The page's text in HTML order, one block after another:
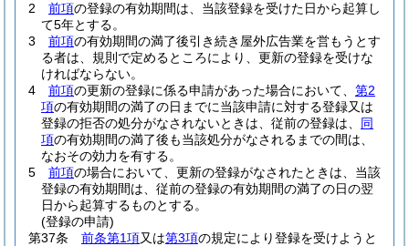
2
前項の登録の有効期間は、当該登録を受けた日から起算し
て5年とする。
3
前項の有効期間の満了後引き続き屋外広告業を営もうとす
る者は、規則で定めるところにより、更新の登録を受けな
ければならない。
4
前項の更新の登録に係る申請があった場合において、 第2
項の有効期間の満了の日までに当該申請に対する登録又は
登録の拒否の処分がなされないときは、従前の登録は、 同
項の有効期間の満了後も当該処分がなされるまでの間は、
なおその効力を有する。
5
前項の場合において、更新の登録がなされたときは、当該
登録の有効期間は、従前の登録の有効期間の満了の日の翌
日から起算するものとする。
(登録の申請)
第37条
前条第1項又は第3項の規定により登録を受けようと